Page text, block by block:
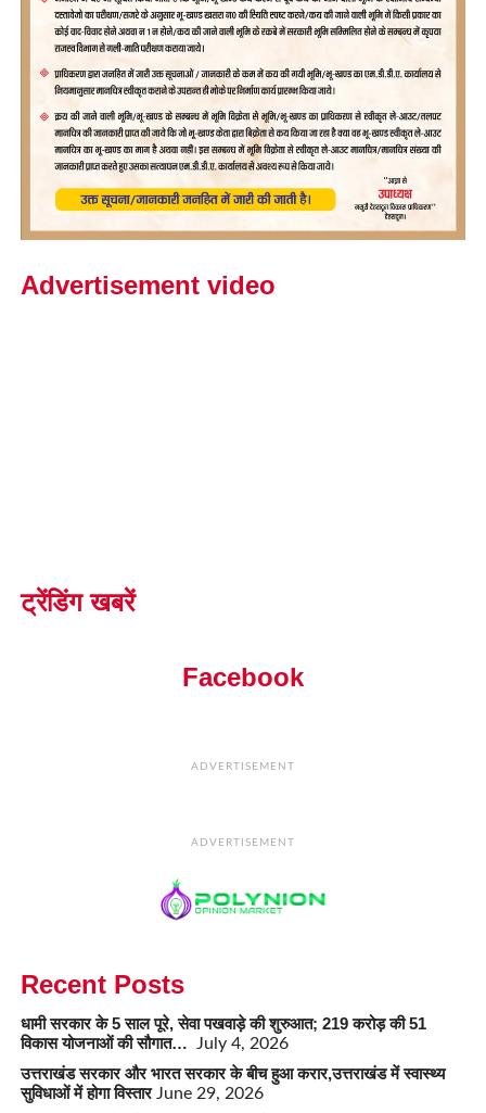
Advertisement video
ट्रेंडिंग खबरें
Facebook
ADVERTISEMENT
ADVERTISEMENT
Recent Posts
धामी सरकार के 5 साल पूरे, सेवा पखवाड़े की शुरुआत; 219 करोड़ की 51
विकास योजनाओं की सौगात…
July 4, 2026
उत्तराखंड सरकार और भारत सरकार के बीच हुआ करार,उत्तराखंड में स्वास्थ्य
सुविधाओं में होगा विस्तार June 29, 2026